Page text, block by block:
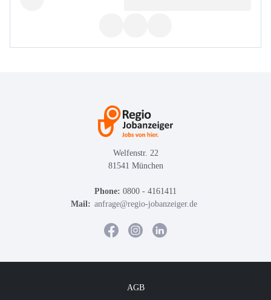
Welfenstr. 22
81541 München
Phone: 0800 - 4161411
Mail: anfrage@regio-jobanzeiger.de
AGB